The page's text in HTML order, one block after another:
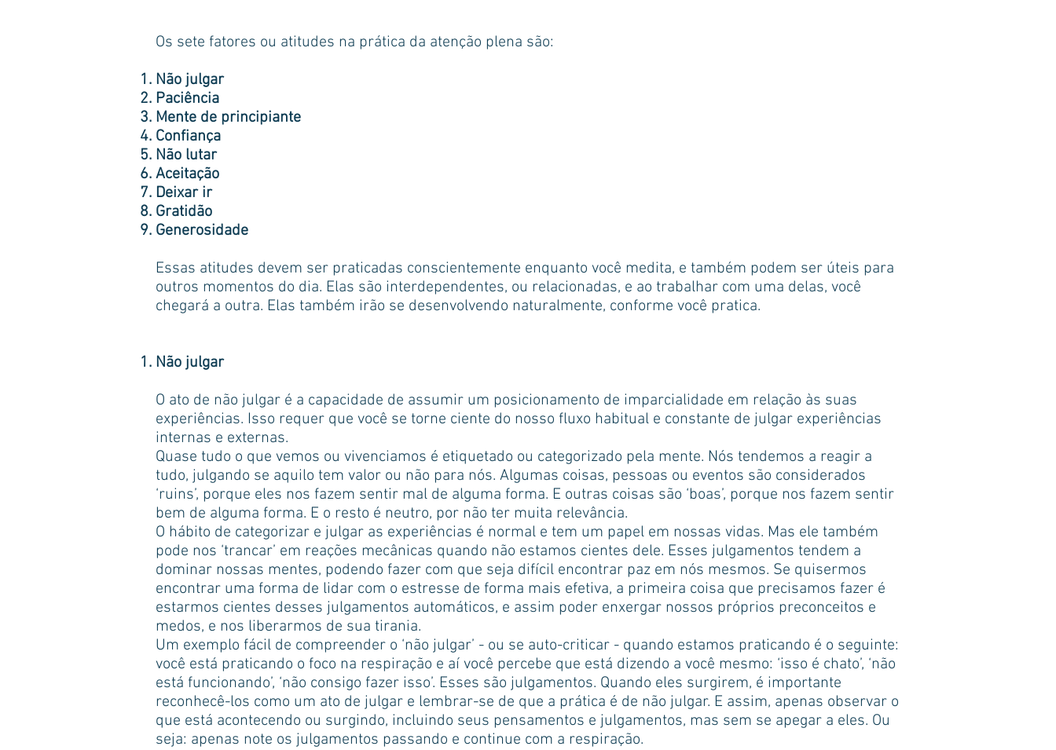
Os sete fatores ou atitudes na prática da atenção plena são:
Não julgar
Paciência
Mente de principiante
Confiança
Não lutar
Aceitação
Deixar ir
Gratidão
Generosidade
Essas atitudes devem ser praticadas conscientemente enquanto você medita, e também podem ser úteis para
outros momentos do dia. Elas são interdependentes, ou relacionadas, e ao trabalhar com uma delas, você
chegará a outra. Elas também irão se desenvolvendo naturalmente, conforme você pratica.
Não julgar
O ato de não julgar é a capacidade de assumir um posicionamento de imparcialidade em relação às suas
experiências. Isso requer que você se torne ciente do nosso fluxo habitual e constante de julgar experiências
internas e externas.
Quase tudo o que vemos ou vivenciamos é etiquetado ou categorizado pela mente. Nós tendemos a reagir a
tudo, julgando se aquilo tem valor ou não para nós. Algumas coisas, pessoas ou eventos são considerados
‘ruins’, porque eles nos fazem sentir mal de alguma forma. E outras coisas são ‘boas’, porque nos fazem sentir
bem de alguma forma. E o resto é neutro, por não ter muita relevância.
O hábito de categorizar e julgar as experiências é normal e tem um papel em nossas vidas. Mas ele também
pode nos ‘trancar’ em reações mecânicas quando não estamos cientes dele. Esses julgamentos tendem a
dominar nossas mentes, podendo fazer com que seja difícil encontrar paz em nós mesmos. Se quisermos
encontrar uma forma de lidar com o estresse de forma mais efetiva, a primeira coisa que precisamos fazer é
estarmos cientes desses julgamentos automáticos, e assim poder enxergar nossos próprios preconceitos e
medos, e nos liberarmos de sua tirania.
Um exemplo fácil de compreender o ‘não julgar’ - ou se auto-criticar - quando estamos praticando é o seguinte:
você está praticando o foco na respiração e aí você percebe que está dizendo a você mesmo: ‘isso é chato’, ‘não
está funcionando’, ‘não consigo fazer isso’. Esses são julgamentos. Quando eles surgirem, é importante
reconhecê-los como um ato de julgar e lembrar-se de que a prática é de não julgar. E assim, apenas observar o
que está acontecendo ou surgindo, incluindo seus pensamentos e julgamentos, mas sem se apegar a eles. Ou
seja: apenas note os julgamentos passando e continue com a respiração.